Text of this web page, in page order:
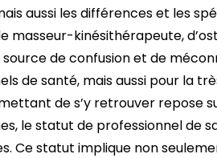
aussi les différences et les
masseur-kinésithérapeute,
de confusion et de
de santé, mais aussi pour la
de s’y retrouver repose
le statut de professionnel de
Ce statut implique non